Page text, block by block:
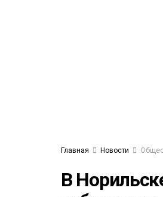
Главная Новости
В